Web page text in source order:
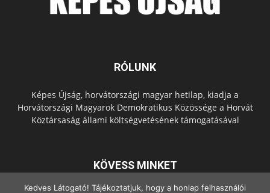
RÓLUNK
Képes Újság, horvátországi magyar hetilap, kiadja a
Horvátországi Magyarok Demokratikus Közössége a Horvát
Köztársaság állami költségvetésének támogatásával
KÖVESS MINKET
Kedves Látogató! Tájékoztatjuk, hogy a honlap felhasználói